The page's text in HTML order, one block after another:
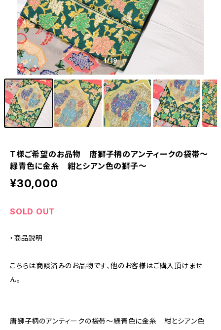
1/19
T様ご希望のお品物 唐獅子柄のアンティークの袋帯〜
緑青色に金糸 紺とシアン色の獅子〜
¥30,000
SOLD OUT
・商品説明
こちらは商談済みのお品物です、他のお客様はご購入頂けませ
ん。
唐獅子柄のアンティークの袋帯〜緑青色に金糸 紺とシアン色